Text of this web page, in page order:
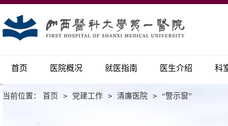
首页 医院概况 就医指南 医生介绍 科
当前位置： 首页 > 党建工作 > 清廉医院 > “警示窗”